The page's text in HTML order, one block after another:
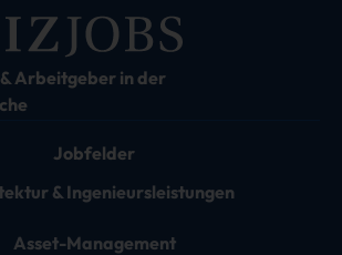
Arbeitgeber in der
Jobfelder
& Ingenieursleistungen
Asset-Management